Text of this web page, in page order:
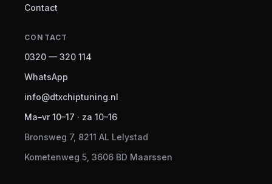
Contact
CONTACT
0320 — 320 114
WhatsApp
info@dtxchiptuning.nl
Ma–vr 10–17 · za 10–16
Bronsweg 7, 8211 AL Lelystad
Kometenweg 5, 3606 BD Maarssen